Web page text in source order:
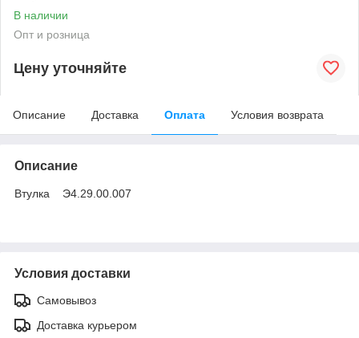
В наличии
Опт и розница
Цену уточняйте
Описание Доставка Оплата Условия возврата
Описание
Втулка Э4.29.00.007
Условия доставки
Самовывоз
Доставка курьером